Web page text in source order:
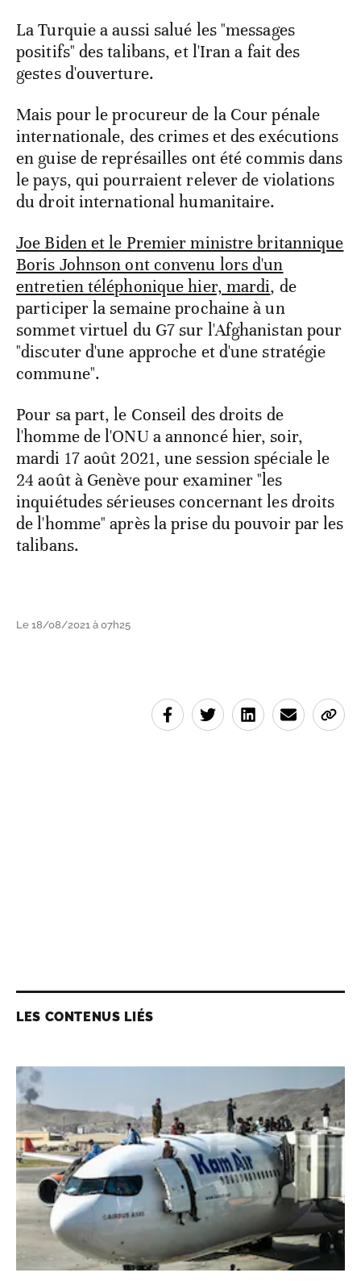
La Turquie a aussi salué les "messages
positifs" des talibans, et l'Iran a fait des
gestes d'ouverture.
Mais pour le procureur de la Cour pénale
internationale, des crimes et des exécutions
en guise de représailles ont été commis dans
le pays, qui pourraient relever de violations
du droit international humanitaire.
Joe Biden et le Premier ministre britannique
Boris Johnson ont convenu lors d'un
entretien téléphonique hier, mardi, de
participer la semaine prochaine à un
sommet virtuel du G7 sur l'Afghanistan pour
"discuter d'une approche et d'une stratégie
commune".
Pour sa part, le Conseil des droits de
l'homme de l'ONU a annoncé hier, soir,
mardi 17 août 2021, une session spéciale le
24 août à Genève pour examiner "les
inquiétudes sérieuses concernant les droits
de l'homme" après la prise du pouvoir par les
talibans.
Le 18/08/2021 à 07h25
LES CONTENUS LIÉS